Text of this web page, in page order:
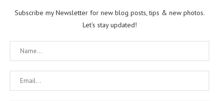
Subscribe my Newsletter for new blog posts, tips & new photos.
Let's stay updated!